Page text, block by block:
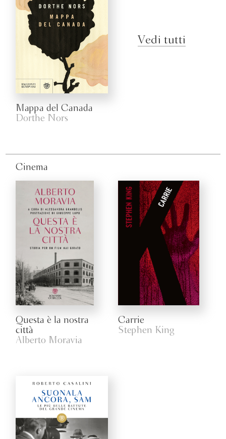
Mappa del Canada
Dorthe Nors
Vedi tutti
Cinema
Questa è la nostra
città
Alberto Moravia
Carrie
Stephen King